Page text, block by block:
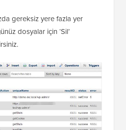
gereksiz yere fazla yer
dosyalar için ‘Sil’